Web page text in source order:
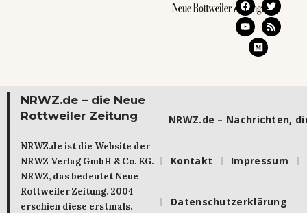
NRWZ.de – die Neue
Rottweiler Zeitung
NRWZ.de ist die Website der
NRWZ Verlag GmbH & Co. KG.
NRWZ, das bedeutet Neue
Rottweiler Zeitung. 2004
erschien diese erstmals.
NRWZ.de – Nachrichten,
Kontakt Impressum
Datenschutzerklärung